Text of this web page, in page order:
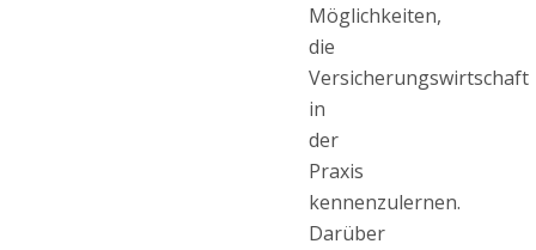
Möglichkeiten,
die
Versicherungswirtschaft
in
der
Praxis
kennenzulernen.
Darüber